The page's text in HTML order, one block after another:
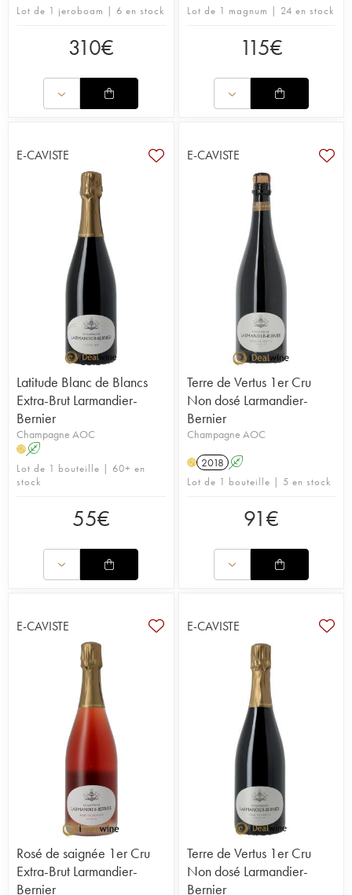
Lot de 1 jeroboam | 6 en stock
310€
Lot de 1 magnum | 24 en stock
115€
E-CAVISTE
Latitude Blanc de Blancs
Extra-Brut Larmandier-
Bernier
Champagne AOC
H A
Lot de 1 bouteille | 60+ en
stock
55€
E-CAVISTE
Terre de Vertus 1er Cru
Non dosé Larmandier-
Bernier
Champagne AOC
H 2018 A
Lot de 1 bouteille | 5 en stock
91€
E-CAVISTE
Rosé de saignée 1er Cru
Extra-Brut Larmandier-
Bernier
E-CAVISTE
Terre de Vertus 1er Cru
Non dosé Larmandier-
Bernier